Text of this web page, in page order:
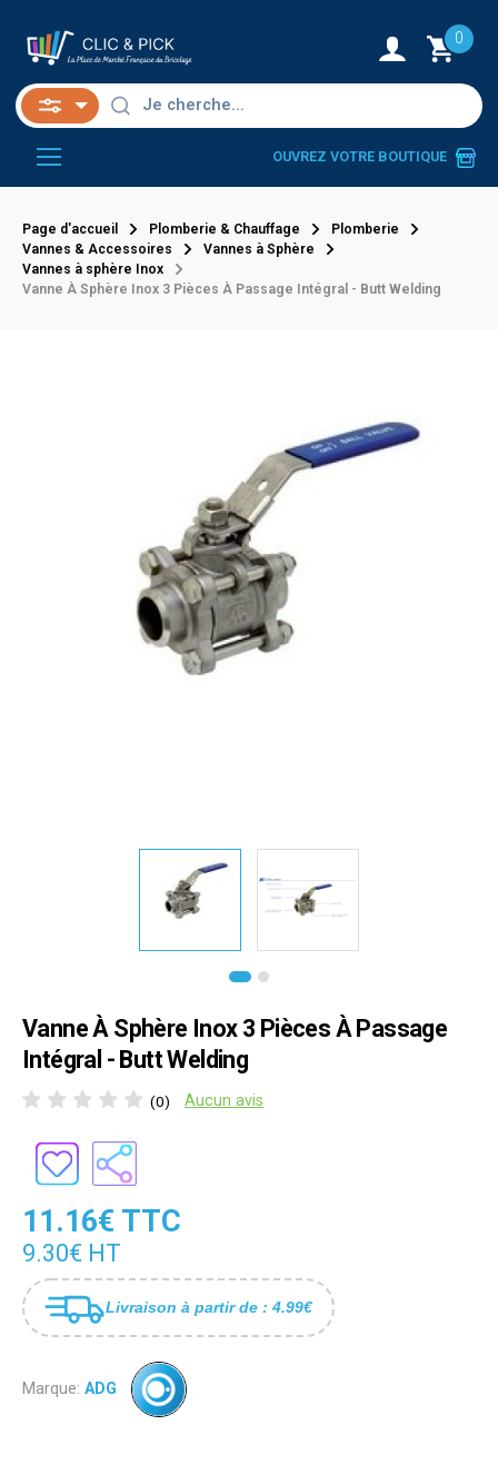
0
OUVREZ VOTRE BOUTIQUE
Page d'accueil Plomberie & Chauffage
Plomberie
Vannes & Accessoires
Vannes à Sphère
Vannes à sphère Inox
Vanne À Sphère Inox 3 Pièces À Passage Intégral - Butt Welding
Vanne À Sphère Inox 3 Pièces À Passage
Intégral - Butt Welding
(0) Aucun avis
11.16€ TTC
9.30€ HT
Livraison à partir de : 4.99€
Marque: ADG